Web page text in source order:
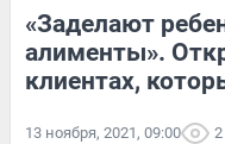
«Заделают
алименты».
клиентах,
13 ноября, 2021, 09:00 2